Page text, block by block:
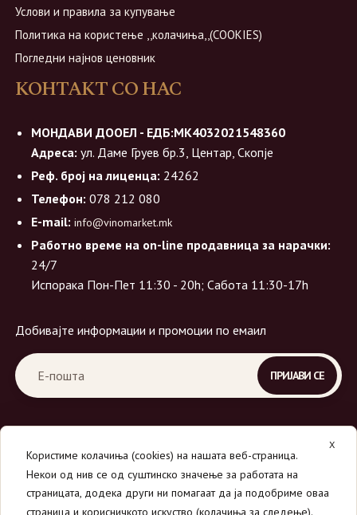
Услови и правила за купување
Политика на користење ,,колачиња,,(COOKIES)
Погледни најнов ценовник
КОНТАКТ СО НАС
МОНДАВИ ДООЕЛ - ЕДБ:МК4032021548360
Адреса: ул. Даме Груев бр.3, Центар, Скопје
Реф. број на лиценца: 24262
Телефон: 078 212 080
E-mail: info@vinomarket.mk
Работно време на on-line продавница за нарачки:
24/7
Испорака Пон-Пет 11:30 - 20h; Сабота 11:30-17h
Добивајте информации и промоции по емаил
X
Користиме колачиња (cookies) на нашата веб-страница.
Некои од нив се од суштинско значење за работата на
страницата, додека други ни помагаат да ја подобриме оваа
страница и корисничкото искуство (колачиња за следење).